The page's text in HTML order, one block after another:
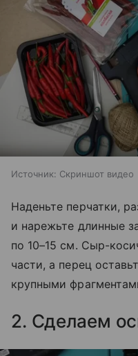
Источник: Скриншот видео
Наденьте перчатки,
и нарежьте длинные
по 10–15 см. Сыр-
части, а перец
крупными
2. Сделаем